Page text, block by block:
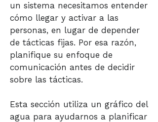
un sistema necesitamos entender
cómo llegar y activar a las
personas, en lugar de depender
de tácticas fijas. Por esa razón,
planifique su enfoque de
comunicación antes de decidir
sobre las tácticas.
Esta sección utiliza un gráfico del
agua para ayudarnos a planificar